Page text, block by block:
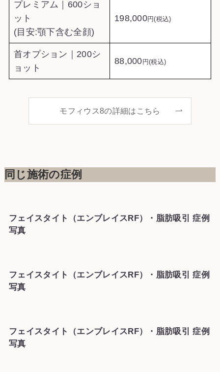
プレミアム｜600ショ
ット
(目安:顎下含む全顔)
198,000円(税込)
首オプション｜200シ
ョット
88,000 円(税込)
モフィウス8の詳細はこちら
同じ施術の症例
フェイスタイト（エンブレイスRF）・脂肪吸引 症例
写真
フェイスタイト（エンブレイスRF）・脂肪吸引 症例
写真
フェイスタイト（エンブレイスRF）・脂肪吸引 症例
写真